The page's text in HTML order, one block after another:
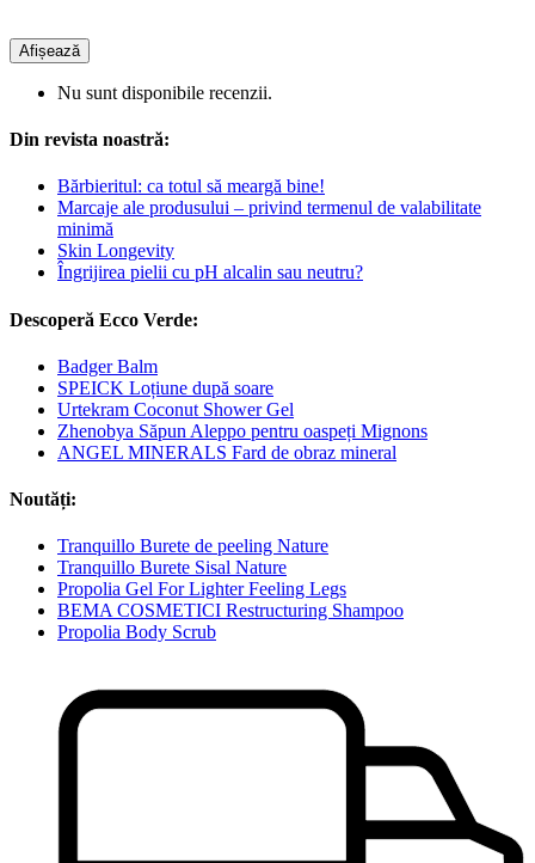
Afișează
Nu sunt disponibile recenzii.
Din revista noastră:
Bărbieritul: ca totul să meargă bine!
Marcaje ale produsului – privind termenul de valabilitate
minimă
Skin Longevity
Îngrijirea pielii cu pH alcalin sau neutru?
Descoperă Ecco Verde:
Badger Balm
SPEICK Loțiune după soare
Urtekram Coconut Shower Gel
Zhenobya Săpun Aleppo pentru oaspeți Mignons
ANGEL MINERALS Fard de obraz mineral
Noutăți:
Tranquillo Burete de peeling Nature
Tranquillo Burete Sisal Nature
Propolia Gel For Lighter Feeling Legs
BEMA COSMETICI Restructuring Shampoo
Propolia Body Scrub